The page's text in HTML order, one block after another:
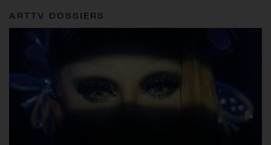
ARTTV DOSSIERS